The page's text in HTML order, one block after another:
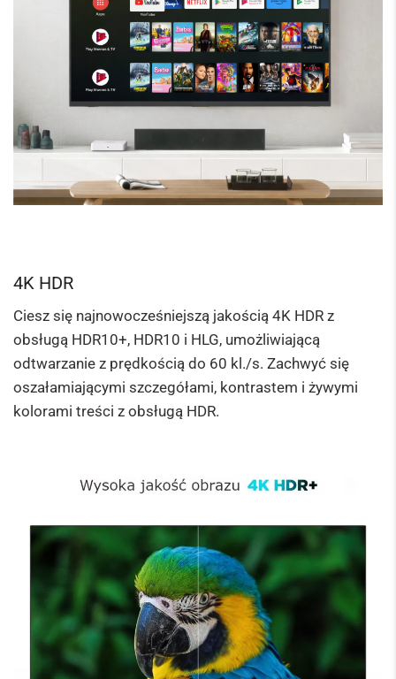
4K HDR
Ciesz się najnowocześniejszą jakością 4K HDR z
obsługą HDR10+, HDR10 i HLG, umożliwiającą
odtwarzanie z prędkością do 60 kl./s. Zachwyć się
oszałamiającymi szczegółami, kontrastem i żywymi
kolorami treści z obsługą HDR.